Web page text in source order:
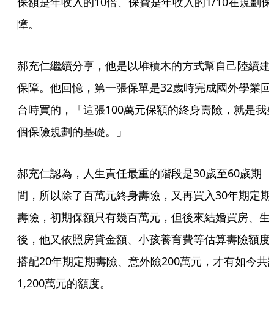
障。
郝充仁繼續分享，他是以堆積木的方式幫自己陸續建
保障。他回憶，第一張保單是32歲時完成國外學業回
台時買的，「這張100萬元保額的終身壽險，就是我
個保險規劃的基礎。」
郝充仁認為，人生責任最重的階段是30歲至60歲期
間，所以除了百萬元終身壽險，又再買入30年期定期
壽險，初期保額只有幾百萬元，但後來結婚買房、生
後，他又依照房貸金額、小孩養育費等估算壽險額度
搭配20年期定期壽險、意外險200萬元，才有如今共
1,200萬元的額度。